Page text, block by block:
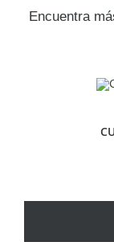
Encuentra